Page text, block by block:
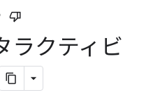
ラクティビ